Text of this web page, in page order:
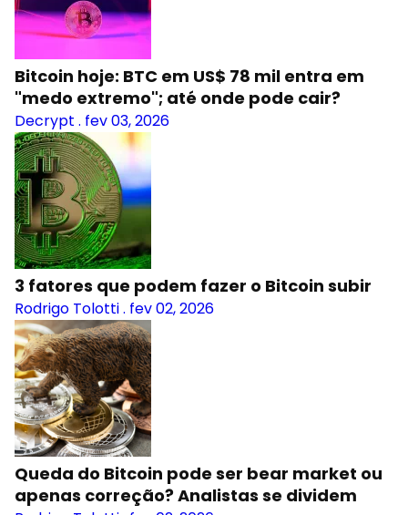
Bitcoin hoje: BTC em US$ 78 mil entra em
"medo extremo"; até onde pode cair?
Decrypt . fev 03, 2026
3 fatores que podem fazer o Bitcoin subir
Rodrigo Tolotti. fev 02, 2026
Queda do Bitcoin pode ser bear market ou
apenas correção? Analistas se dividem